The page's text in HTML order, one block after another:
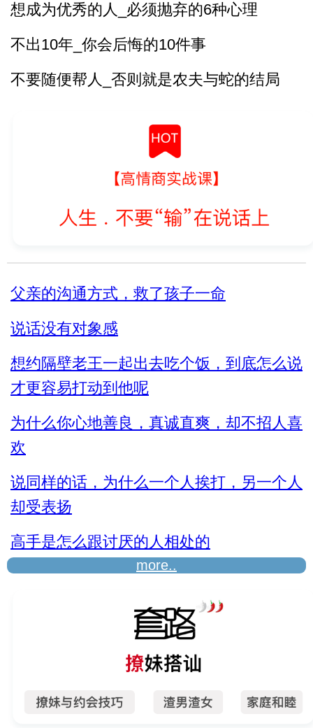
想成为优秀的人_必须抛弃的6种心理
不出10年_你会后悔的10件事
不要随便帮人_否则就是农夫与蛇的结局
对待不同人处世十法则
教你6招_没人能算计你
父亲的沟通方式，救了孩子一命
说话没有对象感
想约隔壁老王一起出去吃个饭，到底怎么说
才更容易打动到他呢
为什么你心地善良，真诚直爽，却不招人喜
欢
说同样的话，为什么一个人挨打，另一个人
却受表扬
高手是怎么跟讨厌的人相处的
more..